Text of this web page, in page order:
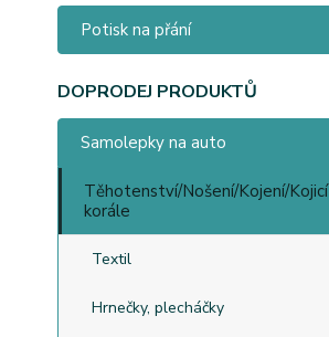
Potisk na přání
DOPRODEJ PRODUKTŮ
Samolepky na auto
Těhotenství/Nošení/Kojení/Kojicí
korále
Textil
Hrnečky, plecháčky